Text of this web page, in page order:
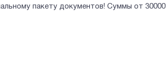
пакету документов! Суммы от 30000